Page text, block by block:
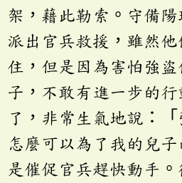
架，藉此勒索。守備
派出官兵救援，雖然
住，但是因為害怕強
子，不敢有進一步的
了，非常生氣地說：「
怎麼可以為了我的兒
是催促官兵趕快動手